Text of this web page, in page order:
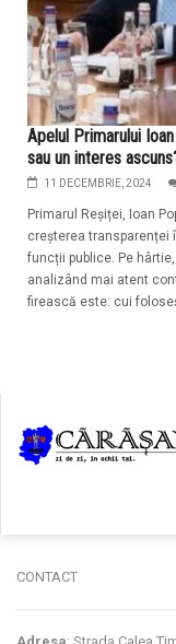
Apelul Primarului
sau un interes
11 DECEMBRIE, 2024
Primarul Reșiței, Ioan
creșterea transparenței
funcții publice. Pe
analizând mai atent
firească este: cui
CONTACT